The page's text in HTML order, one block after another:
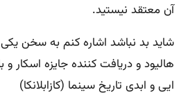
آن معتقد نیستید.
شاید بد نباشد اشاره کنم به سخن یکی
هالیود و دریافت کننده جایزه اسکار و
ایی و ابدی تاریخ سینما (کازابلانکا)